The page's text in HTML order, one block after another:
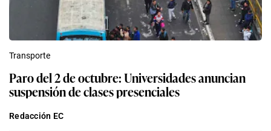
Transporte
Paro del 2 de octubre: Universidades anuncian
suspensión de clases presenciales
Redacción EC